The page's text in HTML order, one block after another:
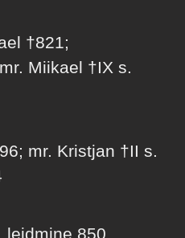
†821;
Miikael †IX s.
mr. Kristjan †II s.
leidmine 850